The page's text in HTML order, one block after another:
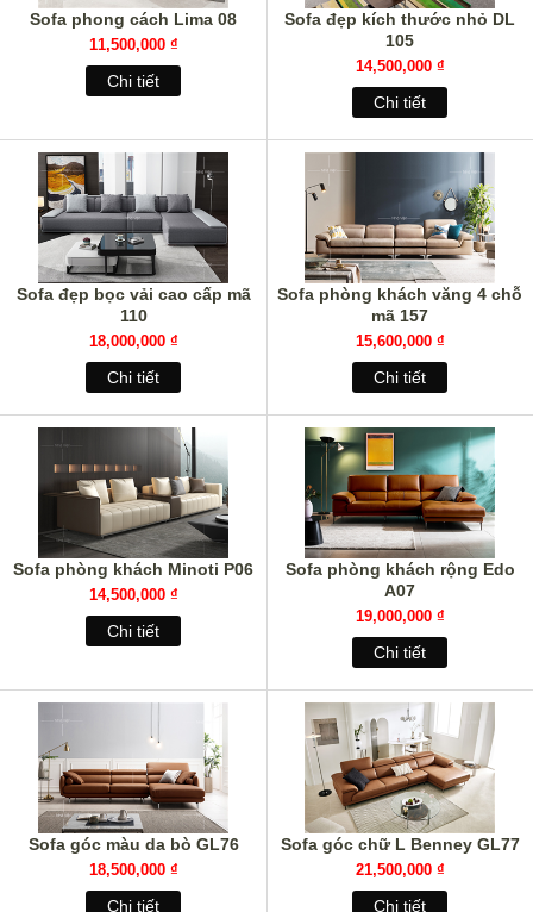
Sofa phong cách Lima 08
11,500,000 ₫
Chi tiết
Sofa đẹp kích thước nhỏ DL
105
14,500,000 ₫
Chi tiết
Sofa đẹp bọc vải cao cấp mã
110
18,000,000 ₫
Chi tiết
Sofa phòng khách văng 4 chỗ
mã 157
15,600,000 ₫
Chi tiết
Sofa phòng khách Minoti P06
14,500,000 ₫
Chi tiết
Sofa phòng khách rộng Edo
A07
19,000,000 ₫
Chi tiết
Sofa góc màu da bò GL76
18,500,000 ₫
Chi tiết
Sofa góc chữ L Benney GL77
21,500,000 ₫
Chi tiết